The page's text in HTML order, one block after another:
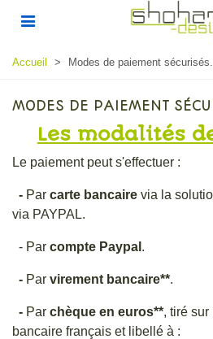
Accueil > Modes de paiement sécurisés.
MODES DE PAIEMENT
Les modalités
Le paiement peut s'effectuer :
- Par carte bancaire via la
via PAYPAL.
- Par compte Paypal .
- Par virement bancaire**.
- Par chèque en euros**, tiré
bancaire français et libellé à :